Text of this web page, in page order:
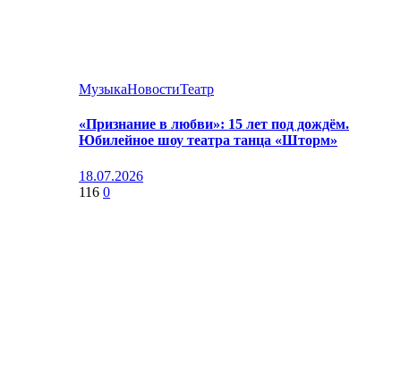
МузыкаНовостиТеатр
«Признание в любви»: 15 лет под дождём.
Юбилейное шоу театра танца «Шторм»
18.07.2026
116 0